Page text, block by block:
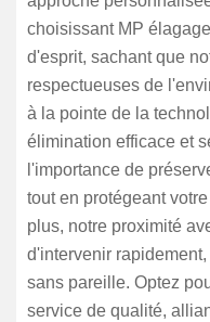
choisissant MP
d'esprit, sachant que
respectueuses de
à la pointe de la
élimination efficace et
l'importance de
tout en protégeant
plus, notre proximité
d'intervenir
sans pareille. Optez
service de qualité,